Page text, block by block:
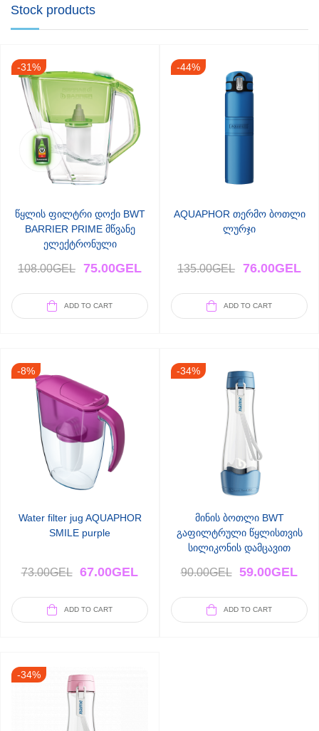
Stock products
-31%
წყლის ფილტრი დოქი BWT
BARRIER PRIME მწვანე
ელექტრონული
108.00GEL 75.00GEL
ADD TO CART
-44%
AQUAPHOR თერმო ბოთლი
ლურჯი
135.00GEL 76.00GEL
ADD TO CART
-8%
Water filter jug AQUAPHOR
SMILE purple
73.00GEL 67.00GEL
ADD TO CART
-34%
მინის ბოთლი BWT
გაფილტრული წყლისთვის
სილიკონის დამცავით
90.00GEL 59.00GEL
ADD TO CART
-34%